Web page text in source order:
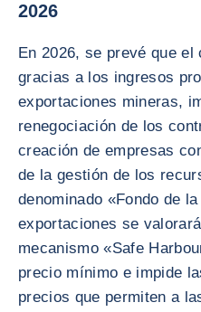
2026
En 2026, se prevé que
gracias a los ingresos
exportaciones mineras,
renegociación de los
creación de empresas
de la gestión de los
denominado «Fondo de
exportaciones se
mecanismo «Safe
precio mínimo e impide
precios que permiten a